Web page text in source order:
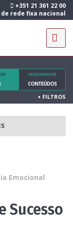
+351 21 361 22 00
de rede fixa nacional
PESQUISAR POR
CONTEÚDOS
+ FILTROS
Emocional
Sucesso